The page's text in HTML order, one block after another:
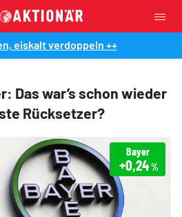
eiskalt verdoppeln ++
Das war’s schon wieder
Rücksetzer?
Bayer
+0,24%